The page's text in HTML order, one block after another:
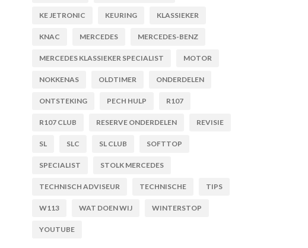
KE JETRONIC KEURING KLASSIEKER
KNAC MERCEDES MERCEDES-BENZ
MERCEDES KLASSIEKER SPECIALIST MOTOR
NOKKENAS OLDTIMER ONDERDELEN
ONTSTEKING PECH HULP R107
R107 CLUB RESERVE ONDERDELEN REVISIE
SL SLC SL CLUB SOFTTOP
SPECIALIST STOLK MERCEDES
TECHNISCH ADVISEUR TECHNISCHE TIPS
W113 WAT DOEN WIJ WINTERSTOP
YOUTUBE